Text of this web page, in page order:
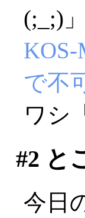
(;_;)」
で不
ワシ
#2 と
今日